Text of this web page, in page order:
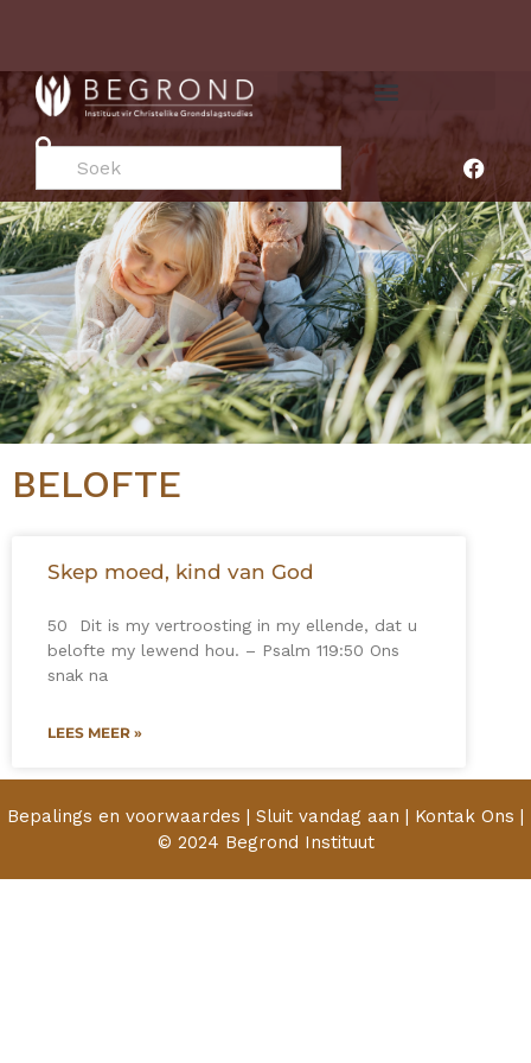
BELOFTE
Skep moed, kind van God
50 Dit is my vertroosting in my ellende, dat u
belofte my lewend hou. – Psalm 119:50 Ons
snak na
LEES MEER »
Bepalings en voorwaardes | Sluit vandag aan | Kontak Ons |
© 2024 Begrond Instituut